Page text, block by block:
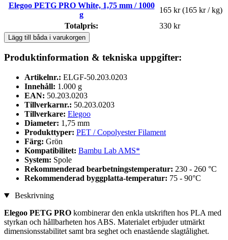
Elegoo PETG PRO White, 1,75 mm / 1000
g
165 kr (165 kr / kg)
Totalpris:
330 kr
Lägg till båda i varukorgen
Produktinformation & tekniska uppgifter:
Artikelnr.: ELGF-50.203.0203
Innehåll: 1.000 g
EAN: 50.203.0203
Tillverkarnr.: 50.203.0203
Tillverkare: Elegoo
Diameter: 1,75 mm
Produkttyper: PET / Copolyester Filament
Färg: Grön
Kompatibilitet: Bambu Lab AMS*
System: Spole
Rekommenderad bearbetningstemperatur: 230 - 260 °C
Rekommenderad byggplatta-temperatur: 75 - 90°C
Beskrivning
Elegoo PETG PRO kombinerar den enkla utskriften hos PLA med
styrkan och hållbarheten hos ABS. Materialet erbjuder utmärkt
dimensionsstabilitet samt bra seghet och enastående slagtålighet.